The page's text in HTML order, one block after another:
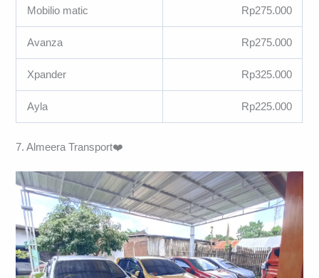
Mobilio matic Rp275.000
Avanza Rp275.000
Xpander Rp325.000
Ayla Rp225.000
7. Almeera Transport❤️